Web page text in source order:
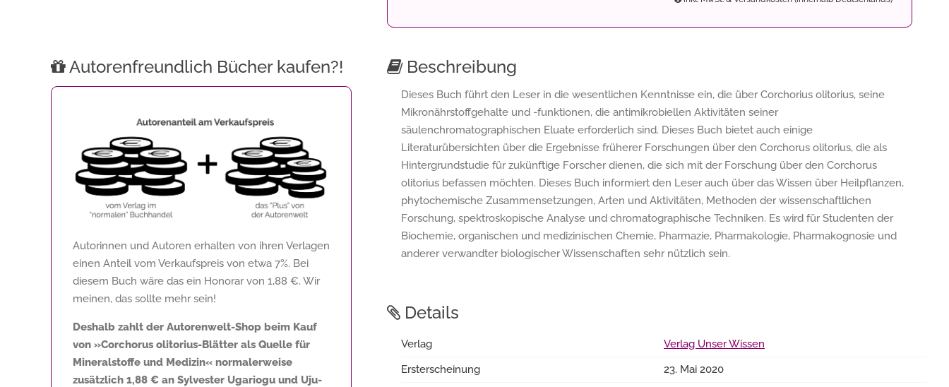
Autorenfreundlich Bücher kaufen?!
Autorinnen und Autoren erhalten von ihren Verlagen
einen Anteil vom Verkaufspreis von etwa 7%. Bei
diesem Buch wäre das ein Honorar von 1,88 €. Wir
meinen, das sollte mehr sein!
Deshalb zahlt der Autorenwelt-Shop beim Kauf
von »Corchorus olitorius-Blätter als Quelle für
Mineralstoffe und Medizin« normalerweise
zusätzlich 1,88 € an Sylvester Ugariogu und Uju-
Beschreibung
Dieses Buch führt den Leser in die wesentlichen Kenntnisse ein, die über Corchorius olitorius, seine
Mikronährstoffgehalte und -funktionen, die antimikrobiellen Aktivitäten seiner
säulenchromatographischen Eluate erforderlich sind. Dieses Buch bietet auch einige
Literaturübersichten über die Ergebnisse früherer Forschungen über den Corchorus olitorius, die als
Hintergrundstudie für zukünftige Forscher dienen, die sich mit der Forschung über den Corchorus
olitorius befassen möchten. Dieses Buch informiert den Leser auch über das Wissen über Heilpflanzen,
phytochemische Zusammensetzungen, Arten und Aktivitäten, Methoden der wissenschaftlichen
Forschung, spektroskopische Analyse und chromatographische Techniken. Es wird für Studenten der
Biochemie, organischen und medizinischen Chemie, Pharmazie, Pharmakologie, Pharmakognosie und
anderer verwandter biologischer Wissenschaften sehr nützlich sein.
Details
Verlag
Verlag Unser Wissen
Ersterscheinung
23. Mai 2020